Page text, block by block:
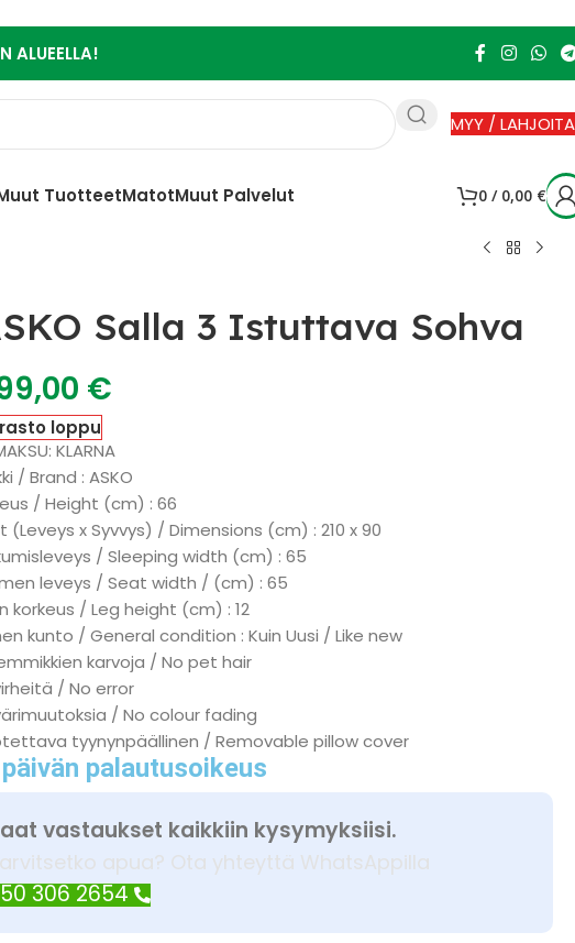
ALUEELLA!
MYY / LAHJOITA
TuotteetMatotMuut Palvelut 0 / 0,00 €
Salla 3 Istuttava Sohva
€
loppu
KLARNA
/ Brand : ASKO
/ Height (cm) : 66
(Leveys x Syvvys) / Dimensions (cm) : 210 x 90
/ Sleeping width (cm) : 65
leveys / Seat width / (cm) : 65
korkeus / Leg height (cm) : 12
kunto / General condition : Kuin Uusi / Like new
karvoja / No pet hair
/ No error
/ No colour fading
tyynynpäällinen / Removable pillow cover
palautusoikeus
vastaukset kaikkiin kysymyksiisi.
apua? Ota yhteyttä WhatsAppilla
306 2654